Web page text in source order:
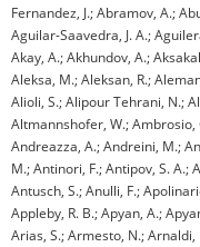
Fernandez, J.; Abramov, A.;
Aguilar-Saavedra, J. A.;
Akay, A.; Akhundov, A.;
Aleksa, M.; Aleksan, R.;
Alioli, S.; Alipour Tehrani, N.;
Altmannshofer, W.; Ambrosio,
Andreazza, A.; Andreini, M.;
M.; Antinori, F.; Antipov, S. A.;
Antusch, S.; Anulli, F.;
Appleby, R. B.; Apyan, A.;
Arias, S.; Armesto, N.; Arnaldi,